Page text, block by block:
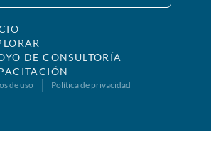
DE CONSULTORÍA
de uso Política de privacidad